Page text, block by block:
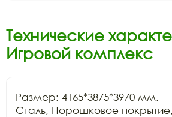
Технические
Игровой комплекс
Размер: 4165*3875*3970 мм.
Сталь, Порошковое